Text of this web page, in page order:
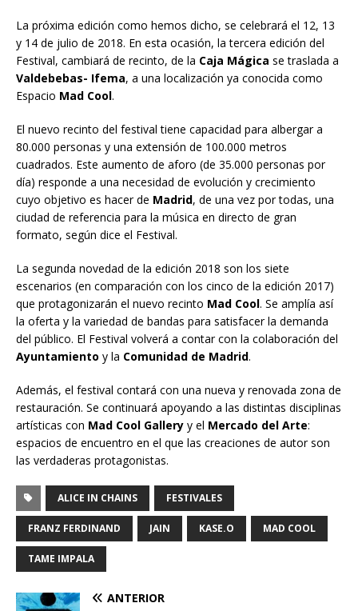
La próxima edición como hemos dicho, se celebrará el 12, 13
y 14 de julio de 2018. En esta ocasión, la tercera edición del
Festival, cambiará de recinto, de la Caja Mágica se traslada a
Valdebebas- Ifema, a una localización ya conocida como
Espacio Mad Cool.
El nuevo recinto del festival tiene capacidad para albergar a
80.000 personas y una extensión de 100.000 metros
cuadrados. Este aumento de aforo (de 35.000 personas por
día) responde a una necesidad de evolución y crecimiento
cuyo objetivo es hacer de Madrid, de una vez por todas, una
ciudad de referencia para la música en directo de gran
formato, según dice el Festival.
La segunda novedad de la edición 2018 son los siete
escenarios (en comparación con los cinco de la edición 2017)
que protagonizarán el nuevo recinto Mad Cool. Se amplía así
la oferta y la variedad de bandas para satisfacer la demanda
del público. El Festival volverá a contar con la colaboración del
Ayuntamiento y la Comunidad de Madrid.
Además, el festival contará con una nueva y renovada zona de
restauración. Se continuará apoyando a las distintas disciplinas
artísticas con Mad Cool Gallery y el Mercado del Arte:
espacios de encuentro en el que las creaciones de autor son
las verdaderas protagonistas.
ALICE IN CHAINS FESTIVALES
FRANZ FERDINAND JAIN KASE.O MAD COOL
TAME IMPALA
ANTERIOR